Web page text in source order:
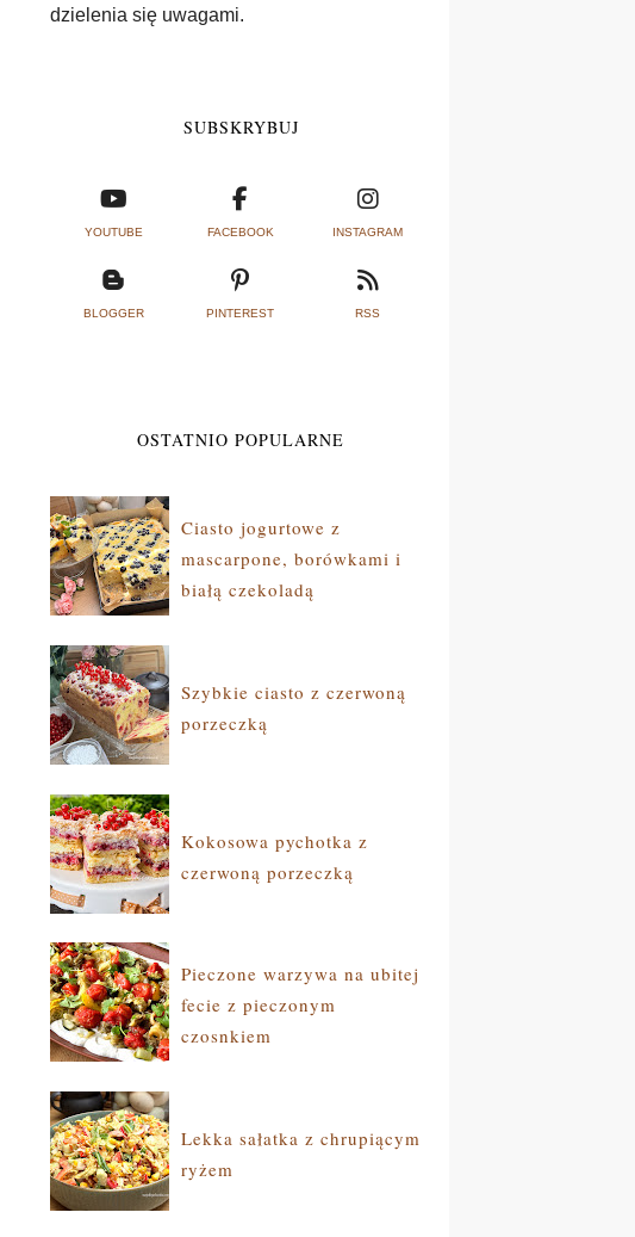
dzielenia się uwagami.
SUBSKRYBUJ
YOUTUBE FACEBOOK INSTAGRAM
BLOGGER PINTEREST RSS
OSTATNIO POPULARNE
Ciasto jogurtowe z
mascarpone, borówkami i
białą czekoladą
Szybkie ciasto z czerwoną
porzeczką
Kokosowa pychotka z
czerwoną porzeczką
Pieczone warzywa na ubitej
fecie z pieczonym
czosnkiem
Lekka sałatka z chrupiącym
ryżem